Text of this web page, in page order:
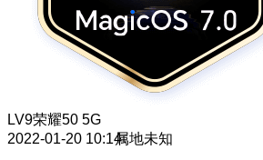
LV9荣耀50 5G
2022-01-20 10:14属地未知